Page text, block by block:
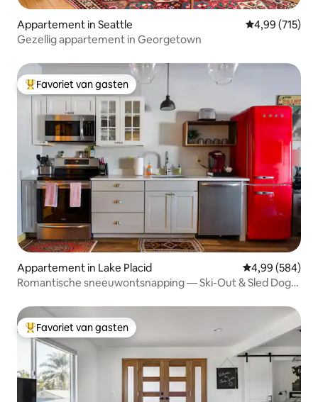
Appartement in Seattle Gemiddelde
4,99 (715)
Gezellig appartement in Georgetown
Topfavoriet van gasten
Favoriet van gasten
Appartement in Lake Placid Gemiddelde
4,99 (584)
Romantische sneeuwontsnapping — Ski-Out & Sled Dog
Topfavoriet van gasten
Favoriet van gasten